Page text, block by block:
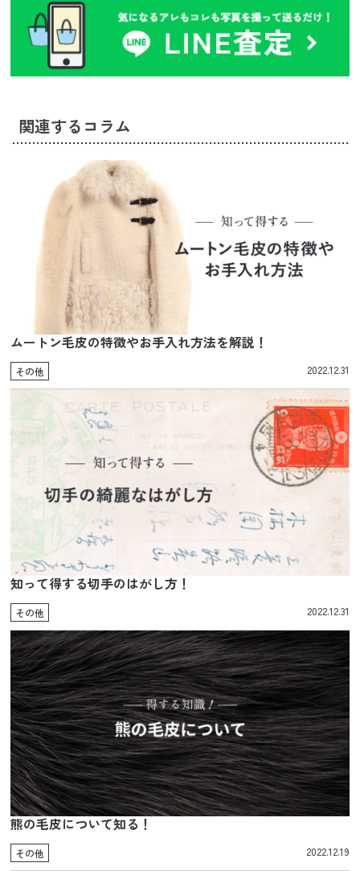
関連するコラム
ムートン毛皮の特徴やお手入れ方法を解説！
その他 2022.12.31
知って得する切手のはがし方！
その他 2022.12.31
熊の毛皮について知る！
その他 2022.12.19